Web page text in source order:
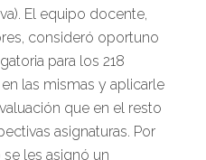
El equipo docente,
consideró oportuno
para los 218
las mismas y aplicarle
que en el resto
asignaturas. Por
les asignó un